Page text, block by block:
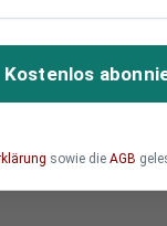
Bertelsmann
dabei,
Und
Kostenlos
sowie die AGB